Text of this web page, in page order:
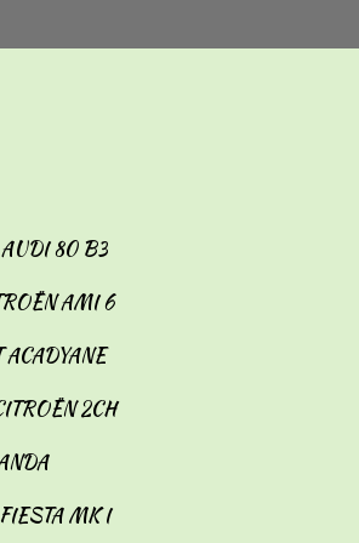
AUDI 80 B3
AMI 6
2CH
MK I